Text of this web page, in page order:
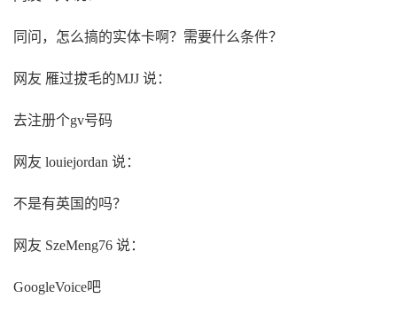
同问，怎么搞的实体卡啊？需要什么条件？
网友 雁过拔毛的MJJ 说：
去注册个gv号码
网友 louiejordan 说：
不是有英国的吗？
网友 SzeMeng76 说：
GoogleVoice吧